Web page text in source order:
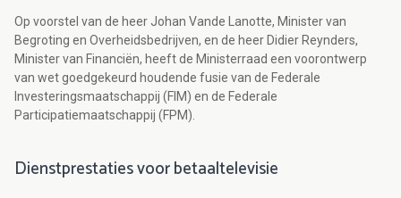
Op voorstel van de heer Johan Vande Lanotte, Minister van
Begroting en Overheidsbedrijven, en de heer Didier Reynders,
Minister van Financiën, heeft de Ministerraad een voorontwerp
van wet goedgekeurd houdende fusie van de Federale
Investeringsmaatschappij (FIM) en de Federale
Participatiemaatschappij (FPM).
Dienstprestaties voor betaaltelevisie